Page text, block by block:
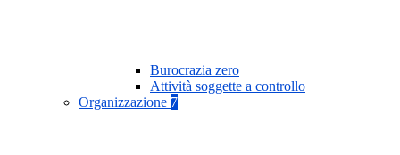
Burocrazia zero
Attività soggette a controllo
Organizzazione 7